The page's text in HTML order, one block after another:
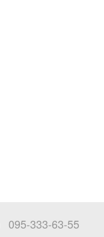
095-333-63-55